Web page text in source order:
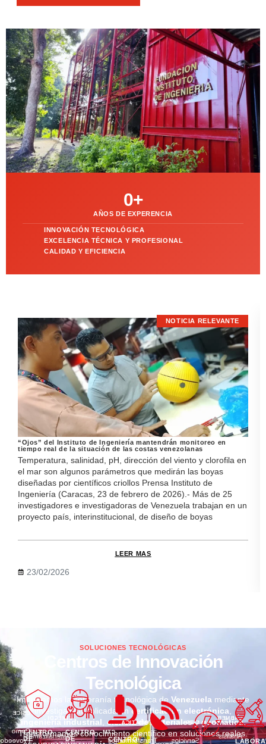
AÑOS DE EXPERENCIA
0+
INNOVACIÓN TECNOLÓGICA
EXCELENCIA TÉCNICA Y PROFESIONAL
CALIDAD Y EFICIENCIA
“Ojos” del Instituto de Ingeniería mantendrán monitoreo en
tiempo real de la situación de las costas venezolanas
Temperatura, salinidad, pH, dirección del viento y clorofila en
el mar son algunos parámetros que medirán las boyas
diseñadas por científicos criollos Prensa Instituto de
Ingeniería (Caracas, 23 de febrero de 2026).- Más de 25
investigadores e investigadoras de Venezuela trabajan en un
proyecto país, interinstitucional, de diseño de boyas
NOTICIA RELEVANTE
LEER MAS
23/02/2026
SOLUCIONES TECNOLÓGICAS
Centros de Innovación
Tecnológica
Impulsamos la soberanía tecnológica de Venezuela mediante
investigación aplicada encertificación electrónica,
ingeniería industrial, ciencia de materialesygeomática.
Transformamos conocimiento científico en soluciones reales.
CENTRO
DE
CSICE
Como
CENTRO
DE
CIMECDI
Materializamos
CENTRO
CTM
GEOMÁTICA
Transformamos
CIES
Servicios
LABMEB
Análisis